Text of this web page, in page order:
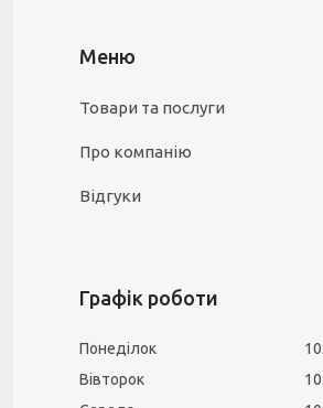
Товари та послуги
Про компанію
Відгуки
Графік роботи
Понеділок
Вівторок